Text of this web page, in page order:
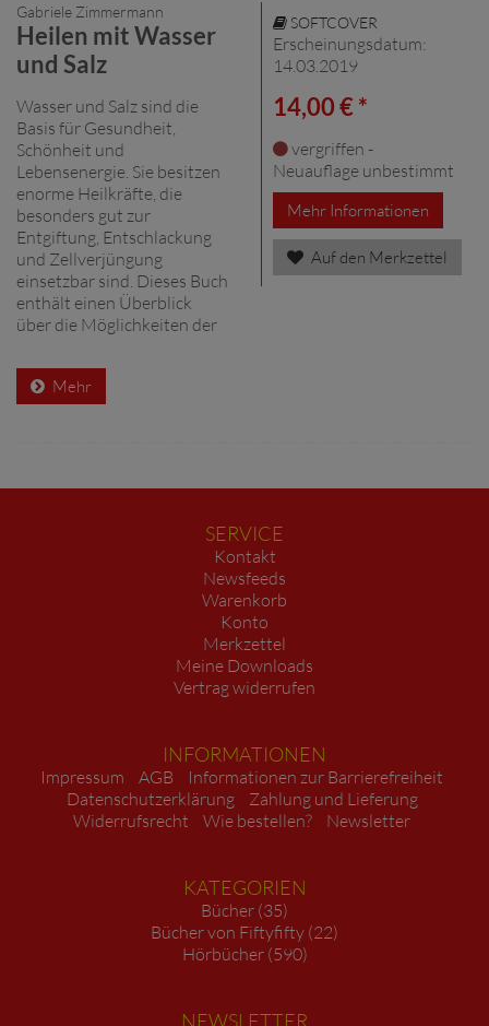
Gabriele Zimmermann
Heilen mit Wasser
und Salz
Wasser und Salz sind die
Basis für Gesundheit,
Schönheit und
Lebensenergie. Sie besitzen
enorme Heilkräfte, die
besonders gut zur
Entgiftung, Entschlackung
und Zellverjüngung
einsetzbar sind. Dieses Buch
enthält einen Überblick
über die Möglichkeiten der
Mehr
SOFTCOVER
Erscheinungsdatum:
14.03.2019
14,00 € *
vergriffen -
Neuauflage unbestimmt
Mehr Informationen
Auf den Merkzettel
SERVICE
Kontakt
Newsfeeds
Warenkorb
Konto
Merkzettel
Meine Downloads
Vertrag widerrufen
INFORMATIONEN
Impressum AGB
Informationen zur Barrierefreiheit
Datenschutzerklärung
Zahlung und Lieferung
Widerrufsrecht
Wie bestellen? Newsletter
KATEGORIEN
Bücher (35)
Bücher von Fiftyfifty (22)
Hörbücher (590)
NEWSLETTER